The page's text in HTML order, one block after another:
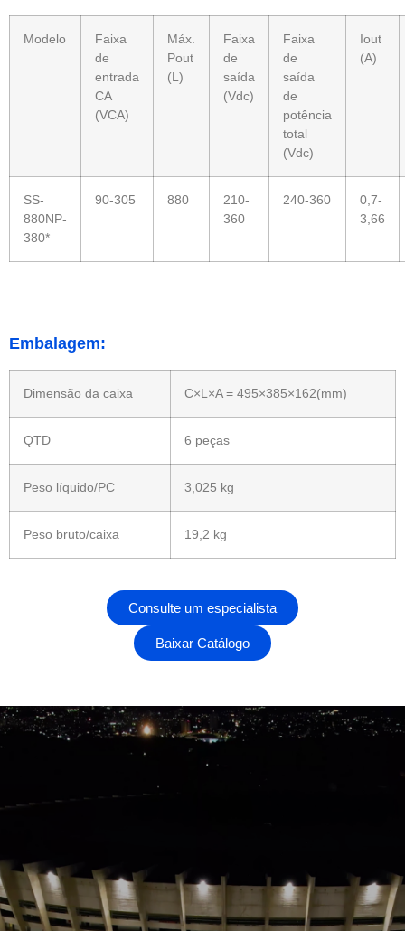
Modelo
Faixa
de
entrada
CA
(VCA)
Máx.
Pout
(L)
Faixa
de
saída
(Vdc)
Faixa
de
saída
de
potência
total
(Vdc)
Iout
(A)
SS-
880NP-
380*
90-305 880
210-
360
240-360
0,7-
3,66
Embalagem:
Dimensão da caixa C×L×A = 495×385×162(mm)
QTD 6 peças
Peso líquido/PC 3,025 kg
Peso bruto/caixa 19,2 kg
Consulte um especialista
Baixar Catálogo